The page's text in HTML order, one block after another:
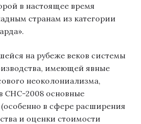
в настоящее время
странам из категории
на рубеже веков системы
имеющей явные
неоколониализма,
СНС-2008 основные
в сфере расширения
и оценки стоимости